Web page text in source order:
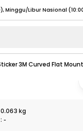
Sabtu - Minggu
- Minggu/ Libur
- Minggu/ Libur
Minggu/Libur Nasional
Minggu/Libur Nasional
3M Curved Flat
0.063 kg
: -